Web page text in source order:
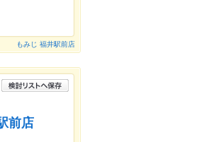
もみじ 福井駅前店
前店